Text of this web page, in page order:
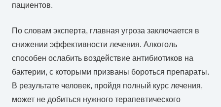
пациентов.
По словам эксперта, главная угроза заключается в
снижении эффективности лечения. Алкоголь
способен ослабить воздействие антибиотиков на
бактерии, с которыми призваны бороться препараты.
В результате человек, пройдя полный курс лечения,
может не добиться нужного терапевтического